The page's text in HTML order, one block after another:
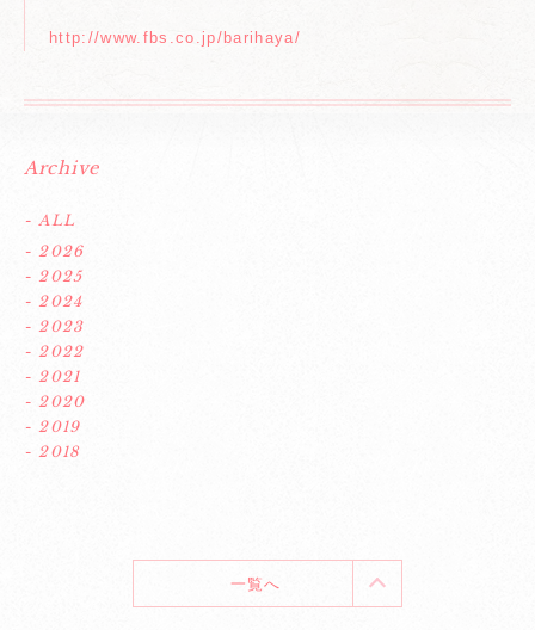
http://www.fbs.co.jp/barihaya/
Archive
- ALL
- 2026
- 2025
- 2024
- 2023
- 2022
- 2021
- 2020
- 2019
- 2018
一覧へ